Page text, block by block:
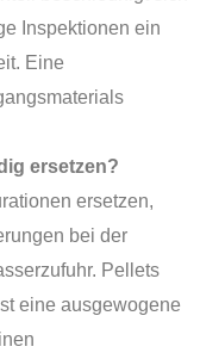
Inspektionen ein
Eine
ersetzen?
ersetzen,
bei der
Pellets
eine ausgewogene